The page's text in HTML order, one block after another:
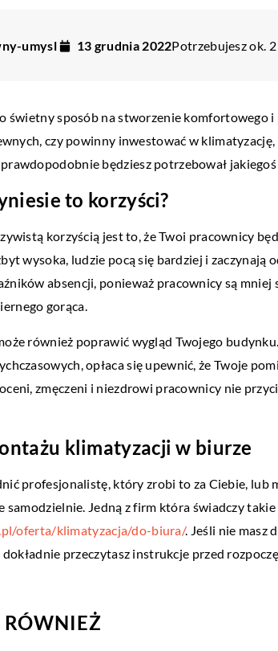
umysl 13 grudnia 2022Potrzebujesz ok.
świetny sposób na stworzenie komfortowego
czy powinny inwestować w
będziesz potrzebował
to korzyści?
korzyścią jest to, że Twoi pracownicy
wysoka, ludzie pocą się bardziej i zaczynają
absencji, ponieważ pracownicy są mniej
gorąca.
również poprawić wygląd Twojego
opłaca się upewnić, że Twoje
zmęczeni i niezdrowi pracownicy nie
klimatyzacji w biurze
profesjonalistę, który zrobi to za Ciebie, lub
samodzielnie. Jedną z firm która świadczy
oferta/klimatyzacja/do-biura/. Jeśli nie masz
przeczytasz instrukcje przed
ŻYCIE I STYL
Aby prawidłowo zadbać o brodę,
szampony, […]